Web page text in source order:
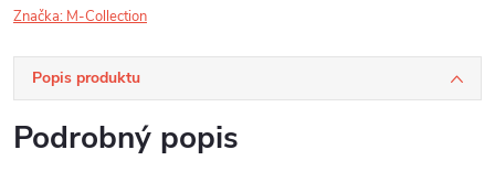
Značka: M-Collection
Popis produktu
Podrobný popis